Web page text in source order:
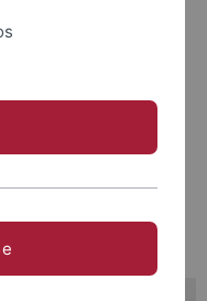
zu Beginn des 20.
Stiftungen von Ernst
gelegt. Hierzu
Seschemnofer aus
dessen Deckel
(Abb. 1) dekoriert ist.